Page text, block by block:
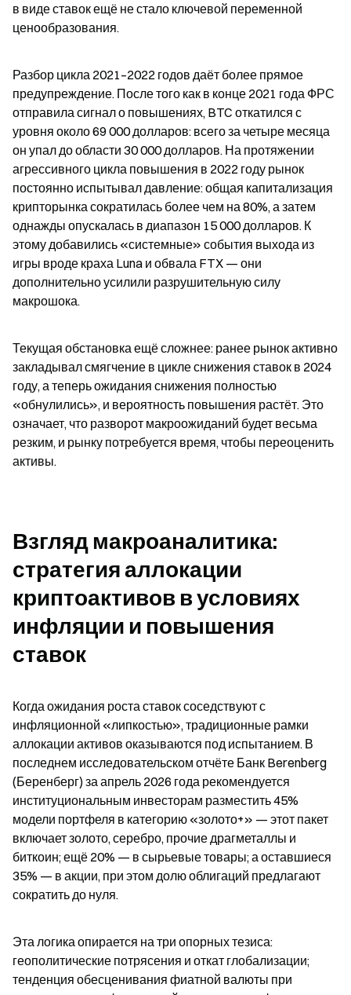
в виде ставок ещё не стало ключевой переменной
ценообразования.
Разбор цикла 2021–2022 годов даёт более прямое
предупреждение. После того как в конце 2021 года ФРС
отправила сигнал о повышениях, BTC откатился с
уровня около 69 000 долларов: всего за четыре месяца
он упал до области 30 000 долларов. На протяжении
агрессивного цикла повышения в 2022 году рынок
постоянно испытывал давление: общая капитализация
крипторынка сократилась более чем на 80%, а затем
однажды опускалась в диапазон 15 000 долларов. К
этому добавились «системные» события выхода из
игры вроде краха Luna и обвала FTX — они
дополнительно усилили разрушительную силу
макрошока.
Текущая обстановка ещё сложнее: ранее рынок активно
закладывал смягчение в цикле снижения ставок в 2024
году, а теперь ожидания снижения полностью
«обнулились», и вероятность повышения растёт. Это
означает, что разворот макроожиданий будет весьма
резким, и рынку потребуется время, чтобы переоценить
активы.
Взгляд макроаналитика:
стратегия аллокации
криптоактивов в условиях
инфляции и повышения
ставок
Когда ожидания роста ставок соседствуют с
инфляционной «липкостью», традиционные рамки
аллокации активов оказываются под испытанием. В
последнем исследовательском отчёте Банк Berenberg
(Беренберг) за апрель 2026 года рекомендуется
институциональным инвесторам разместить 45%
модели портфеля в категорию «золото+» — этот пакет
включает золото, серебро, прочие драгметаллы и
биткоин; ещё 20% — в сырьевые товары; а оставшиеся
35% — в акции, при этом долю облигаций предлагают
сократить до нуля.
Эта логика опирается на три опорных тезиса:
геополитические потрясения и откат глобализации;
тенденция обесценивания фиатной валюты при